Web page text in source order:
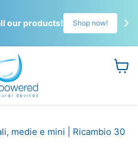
our products! Shop now!
Gli
medie e mini | Ricambio 30